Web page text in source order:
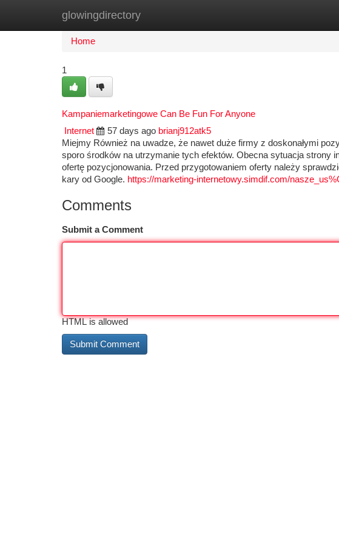
glowingdirectory
Home New Site Listings
Home
1
Kampaniemarketingowe Can Be Fun For Anyone
Internet
57 days ago brianj912atk5
Miejmy Również na uwadze, że nawet duże firmy z doskonałymi
sporo środków na utrzymanie tych efektów. Obecna sytuacja strony
ofertę pozycjonowania. Przed przygotowaniem oferty należy
kary od Google. https://marketing-internetowy.simdif.com/
Comments
Submit a Comment
HTML is allowed